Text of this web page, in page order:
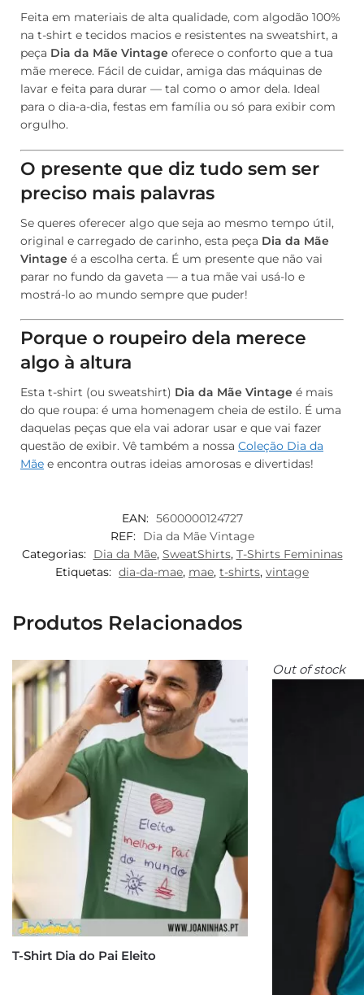
Feita em materiais de alta qualidade, com algodão 100%
na t-shirt e tecidos macios e resistentes na sweatshirt, a
peça Dia da Mãe Vintage oferece o conforto que a tua
mãe merece. Fácil de cuidar, amiga das máquinas de
lavar e feita para durar — tal como o amor dela. Ideal
para o dia-a-dia, festas em família ou só para exibir com
orgulho.
O presente que diz tudo sem ser
preciso mais palavras
Se queres oferecer algo que seja ao mesmo tempo útil,
original e carregado de carinho, esta peça Dia da Mãe
Vintage é a escolha certa. É um presente que não vai
parar no fundo da gaveta — a tua mãe vai usá-lo e
mostrá-lo ao mundo sempre que puder!
Porque o roupeiro dela merece
algo à altura
Esta t-shirt (ou sweatshirt) Dia da Mãe Vintage é mais
do que roupa: é uma homenagem cheia de estilo. É uma
daquelas peças que ela vai adorar usar e que vai fazer
questão de exibir. Vê também a nossa Coleção Dia da
Mãe e encontra outras ideias amorosas e divertidas!
EAN: 5600000124727
REF: Dia da Mãe Vintage
Categorias: Dia da Mãe, SweatShirts, T-Shirts Femininas
Etiquetas: dia-da-mae, mae, t-shirts, vintage
Produtos Relacionados
T-Shirt Dia do Pai Eleito
Out of stock